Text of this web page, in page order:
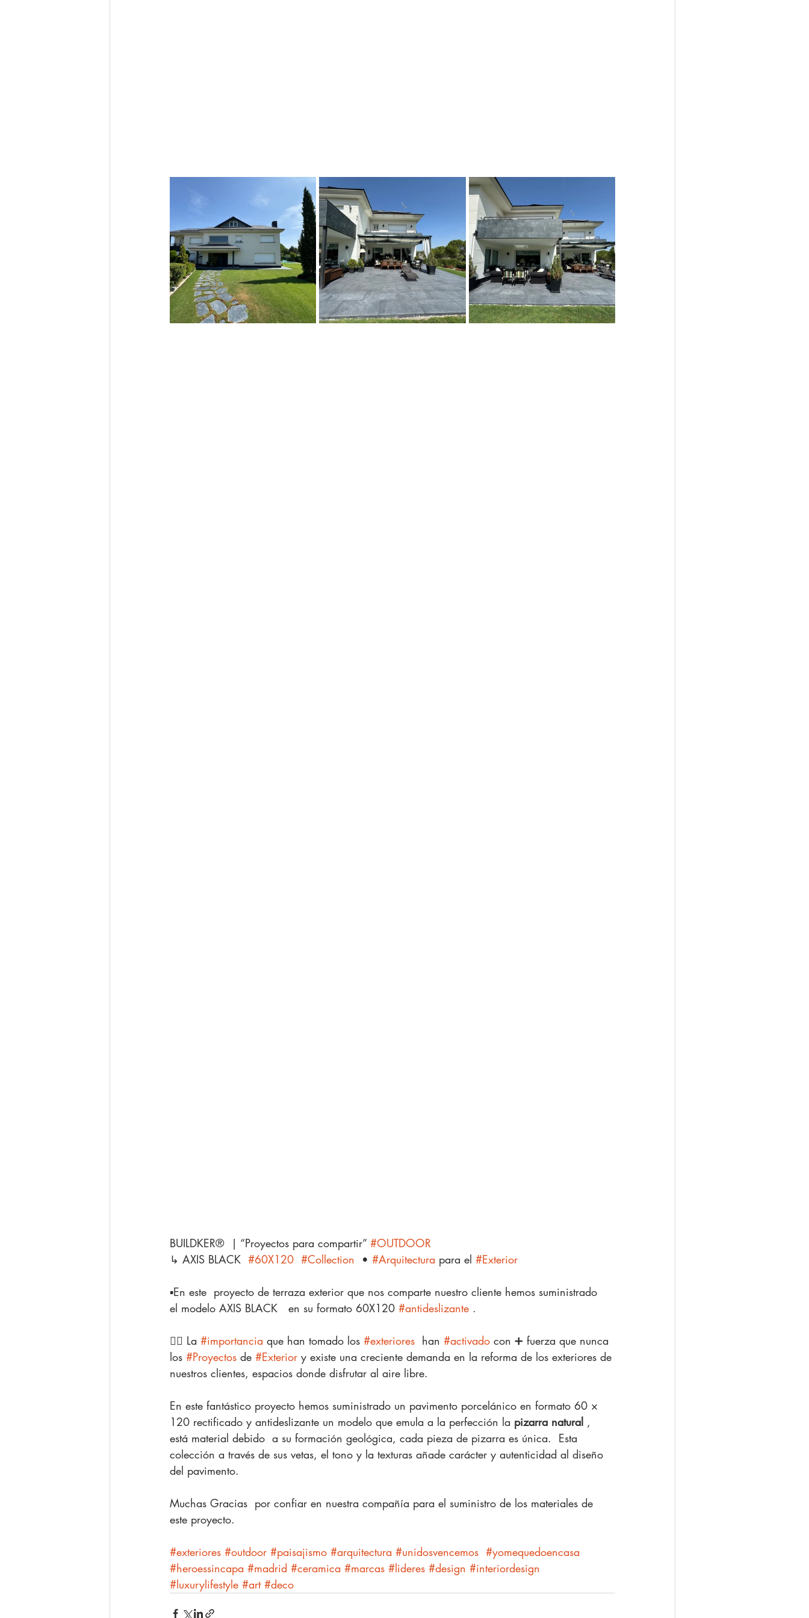
BUILDKER®  | “Proyectos para compartir” #OUTDOOR
↳ AXIS BLACK #60X120 #Collection
  •
#Arquitectura para el #Exterior
▪️En este  proyecto de terraza exterior que nos comparte nuestro cliente hemos suministrado
el modelo AXIS BLACK   en su formato 60X120 #antideslizante .
👉🏿 La #importancia que han tomado los #exteriores
  han
#activado con ➕ fuerza que nunca
los #Proyectos de #Exterior y existe una creciente demanda en la reforma de los exteriores de
nuestros clientes, espacios donde disfrutar al aire libre.
En este fantástico proyecto hemos suministrado un pavimento porcelánico en formato 60 ×
120 rectificado y antideslizante un modelo que emula a la perfección la pizarra natural ,
está material debido  a su formación geológica, cada pieza de pizarra es única.  Esta
colección a través de sus vetas, el tono y la texturas añade carácter y autenticidad al diseño
del pavimento.
Muchas Gracias  por confiar en nuestra compañía para el suministro de los materiales de
este proyecto.
#exteriores #outdoor #paisajismo #arquitectura #unidosvencemos #yomequedoencasa
#heroessincapa #madrid #ceramica #marcas #lideres #design #interiordesign
#luxurylifestyle #art #deco